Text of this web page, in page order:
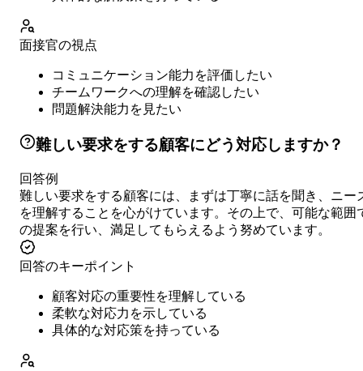
面接官の視点
コミュニケーション能力を評価したい
チームワークへの理解を確認したい
問題解決能力を見たい
難しい要求をする顧客にどう対応しますか？
回答例
難しい要求をする顧客には、まずは丁寧に話を聞き、ニー
を理解することを心がけています。その上で、可能な範囲
の提案を行い、満足してもらえるよう努めています。
回答のキーポイント
顧客対応の重要性を理解している
柔軟な対応力を示している
具体的な対応策を持っている